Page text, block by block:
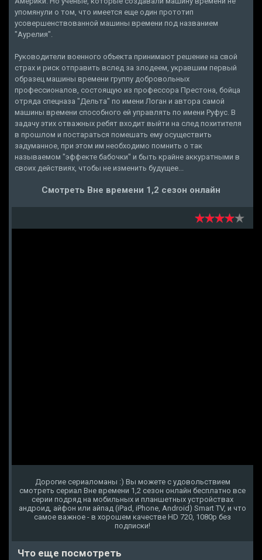
упомянули о том, что имеется еще один прототип
усовершенствованной машины времени под названием
"Аурелия".
Руководители военного объекта принимают решение на свой
страх и риск отправить вслед за злодеем, укравшим первый
образец машины времени группу добровольных
профессионалов, состоящую из профессора Престона, бойца
отряда спецназа "Дельта" по имени Логан и автора самой
машины времени способного ей управлять по имени Руфус. В
задачу этих отважных ребят входит выйти на след похитителя
в прошлом и постараться помешать ему осуществить
задуманное, при этом им необходимо помнить о так
называемом "эффекте бабочки" и быть крайне аккуратными в
своих действиях, чтобы не изменить будущее...
Смотреть Вне времени 1,2 сезон онлайн
Дорогие сериаломаны :) Вы можете с удовольствием
смотреть сериал Вне времени 1,2 сезон онлайн бесплатно все
серии подряд на мобильных и планшетных устройствах
андроид, айфон или айпад (iPad, iPhone, Android) Smart TV, и что
самое важное - в хорошем качестве HD 720, 1080p без
подписки!
Что еще посмотреть